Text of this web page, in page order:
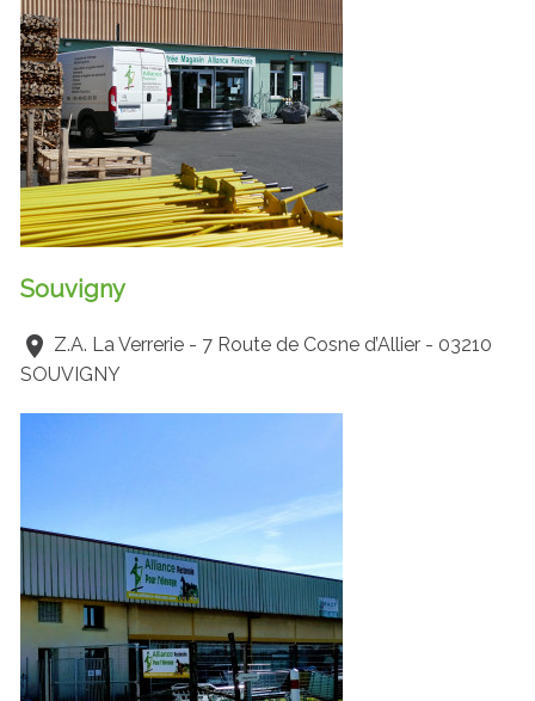
Souvigny
Z.A. La Verrerie - 7 Route de Cosne d’Allier - 03210
SOUVIGNY